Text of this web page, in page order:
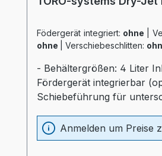
Födergerät integriert: ohne
ohne
Verschiebeschlitten:
- Behältergrößen: 4 Liter
Fördergerät integrierbar
Schiebeführung für
Materialbehälter und
wärmeisoliert (20mm)-
Anmelden um Preise